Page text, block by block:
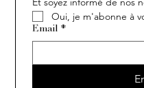
Oui, je m'abonne à
Email *